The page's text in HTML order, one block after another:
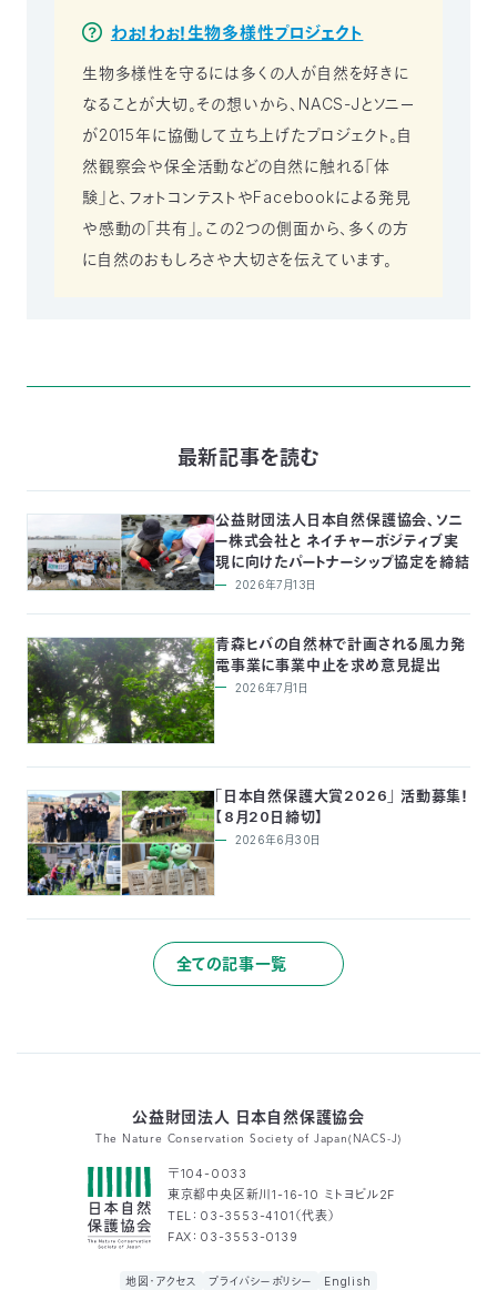
わぉ！わぉ！生物多様性プロジェクト
生物多様性を守るには多くの人が自然を好きに
なることが大切。その想いから、NACS-Jとソニー
が2015年に協働して立ち上げたプロジェクト。自
然観察会や保全活動などの自然に触れる「体
験」と、フォトコンテストやFacebookによる発見
や感動の「共有」。この2つの側面から、多くの方
に自然のおもしろさや大切さを伝えています。
最新記事を読む
公益財団法人日本自然保護協会、ソニ
ー株式会社と ネイチャーポジティブ実
現に向けたパートナーシップ協定を締結
2026年7月13日
青森ヒバの自然林で計画される風力発
電事業に事業中止を求め意見提出
2026年7月1日
「日本自然保護大賞2026」 活動募集！
【8月20日締切】
2026年6月30日
全ての記事一覧
公益財団法人 日本自然保護協会
The Nature Conservation Society of Japan(NACS-J)
〒104-0033
東京都中央区新川1-16-10 ミトヨビル2F
TEL：03-3553-4101（代表）
FAX：03-3553-0139
地図・アクセス プライバシーポリシー English